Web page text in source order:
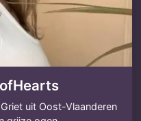
uit Oost-Vlaanderen